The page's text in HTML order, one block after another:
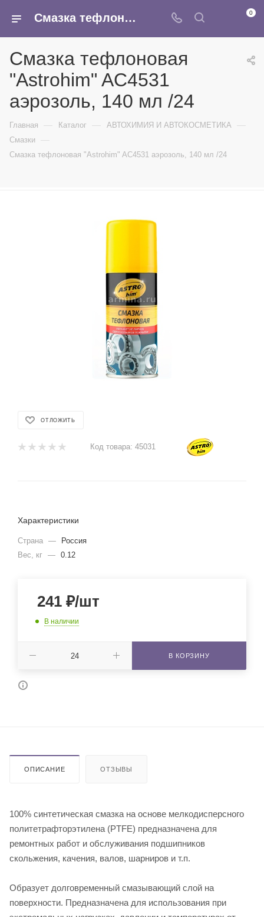
Смазка тефлоновая "Astrohim" AC4531 аэрозоль, 140 мл /24 - купить в интернет-магазине Армина 0
Смазка тефлоновая
"Astrohim" AC4531
аэрозоль, 140 мл /24
Главная — Каталог — АВТОХИМИЯ И АВТОКОСМЕТИКА —
Смазки —
Смазка тефлоновая "Astrohim" AC4531 аэрозоль, 140 мл /24
ОТЛОЖИТЬ
Код товара: 45031
Характеристики
Страна —
Россия
Вес, кг — 0.12
241 ₽/шт
В наличии
В КОРЗИНУ
ОПИСАНИЕ ОТЗЫВЫ
100% синтетическая смазка на основе мелкодисперсного
политетрафторэтилена (PTFE) предназначена для
ремонтных работ и обслуживания подшипников
скольжения, качения, валов, шарниров и т.п.
Образует долговременный смазывающий слой на
поверхности. Предназначена для использования при